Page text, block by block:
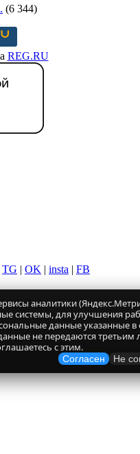
(6 344)
REG.RU
TG | OK | insta | FB
аналитики
системы, для улучшения
данные указанные
не передаются третьим
с этим.
Согласен Не